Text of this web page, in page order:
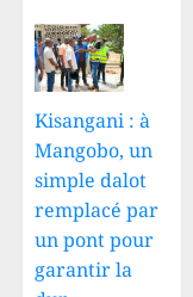
Kisangani : à
Mangobo, un
simple dalot
remplacé par
un pont pour
garantir la